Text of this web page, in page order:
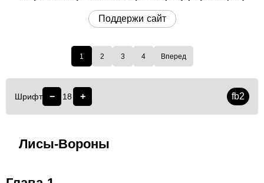
Поддержи сайт
1 2 3 4 Вперед
Шрифт − 18 + fb2
Лисы-Вороны